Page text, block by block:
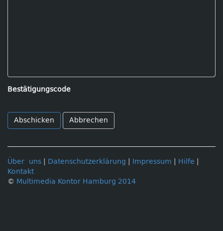
Bestätigungscode
Abbrechen
Über uns Datenschutzerklärung Impressum Hilfe
Kontakt
© Multimedia Kontor Hamburg 2014